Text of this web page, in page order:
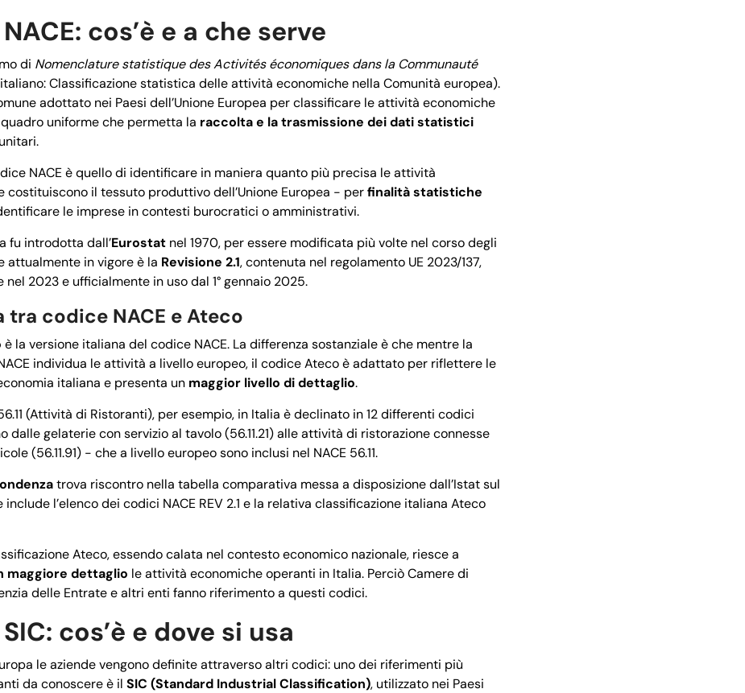
cos’è e a che serve
di Nomenclature statistique des Activités économiques dans la Communauté
Classificazione statistica delle attività economiche nella Comunità europea).
adottato nei Paesi dell’Unione Europea per classificare le attività economiche
uniforme che permetta la raccolta e la trasmissione dei dati statistici
NACE è quello di identificare in maniera quanto più precisa le attività
costituiscono il tessuto produttivo dell’Unione Europea - perfinalità statistiche
le imprese in contesti burocratici o amministrativi.
fu introdotta dall’Eurostat nel 1970, per essere modificata più volte nel corso degli
attualmente in vigore è la Revisione 2.1, contenuta nel regolamento UE 2023/137,
2023 e ufficialmente in uso dal 1° gennaio 2025.
tra codice NACE e Ateco
è la versione italiana del codice NACE. La differenza sostanziale è che mentre la
individua le attività a livello europeo, il codice Ateco è adattato per riflettere le
italiana e presenta un maggior livello di dettaglio.
(Attività di Ristoranti), per esempio, in Italia è declinato in 12 differenti codici
dalle gelaterie con servizio al tavolo (56.11.21) alle attività di ristorazione connesse
(56.11.91) - che a livello europeo sono inclusi nel NACE 56.11.
trova riscontro nella tabella comparativa messa a disposizione dall’Istat sul
include l’elenco dei codici NACE REV 2.1 e la relativa classificazione italiana Ateco
Ateco, essendo calata nel contesto economico nazionale, riesce a
maggiore dettaglio le attività economiche operanti in Italia. Perciò Camere di
delle Entrate e altri enti fanno riferimento a questi codici.
cos’è e dove si usa
le aziende vengono definite attraverso altri codici: uno dei riferimenti più
da conoscere è il SIC (Standard Industrial Classification), utilizzato nei Paesi